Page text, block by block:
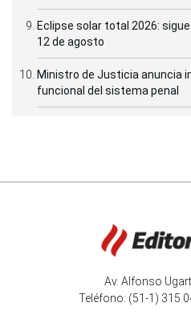
Eclipse solar total 2026:
12 de agosto
Ministro de Justicia anuncia
funcional del sistema penal
Av. Alfonso
Teléfono: (51-1) 315